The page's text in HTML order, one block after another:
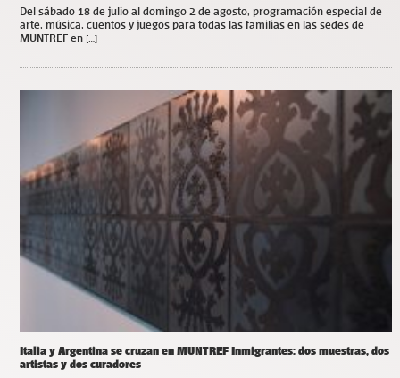
Del sábado 18 de julio al domingo 2 de agosto, programación especial de
arte, música, cuentos y juegos para todas las familias en las sedes de
MUNTREF en […]
Italia y Argentina se cruzan en MUNTREF Inmigrantes: dos muestras, dos
artistas y dos curadores